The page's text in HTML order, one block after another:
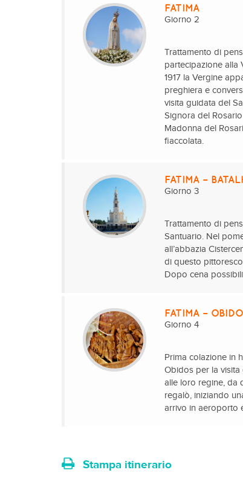
FATIMA
Giorno 2
Trattamento di
partecipazione alla
1917 la Vergine
preghiera e
visita guidata del
Signora del
Madonna del
fiaccolata.
FATIMA –
Giorno 3
Trattamento di
Santuario. Nel
all’abbazia
di questo
Dopo cena
FATIMA –
Giorno 4
Prima colazione in
Obidos per la
alle loro regine, da
regalò, iniziando
arrivo in aeroporto
Stampa itinerario